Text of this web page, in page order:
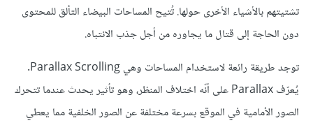
تشتيتهم بالأشياء الأخرى حولها. تُتيح المساحات البيضاء التألق للمحتوى
دون الحاجة إلى قتال ما يجاوره من أجل جذب الانتباه.
توجد طريقة رائعة لاستخدام المساحات وهي Parallax Scrolling.
يُعرّف Parallax على أنّه اختلاف المنظر، وهو تأثير يحدث عندما تتحرك
الصور الأمامية في الموقع بسرعة مختلفة عن الصور الخلفية مما يعطي